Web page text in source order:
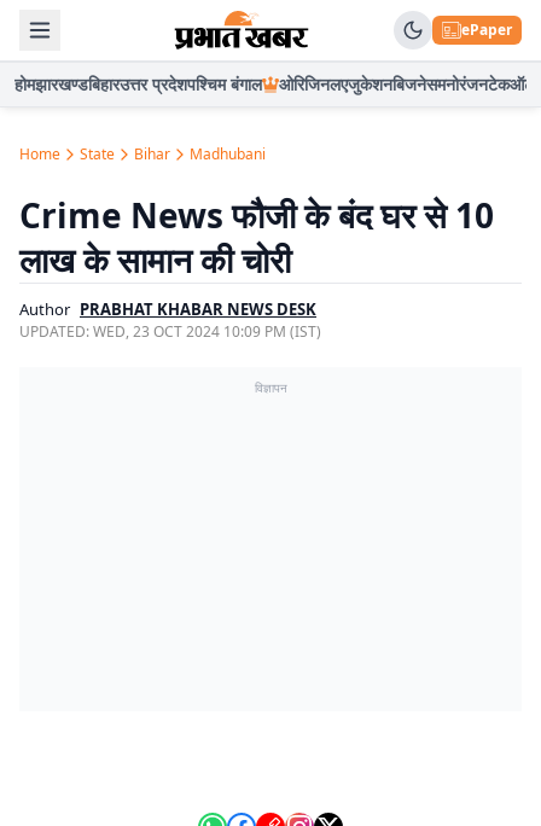
ePaper
होमझारखण्डबिहारउत्तर प्रदेशपश्चिम बंगाल ओरिजिनलएजुकेशनबिजनेसमनोरंजनटेकऑटो
Home State Bihar Madhubani
Crime News फौजी के बंद घर से 10
लाख के सामान की चोरी
Author PRABHAT KHABAR NEWS DESK
UPDATED:WED, 23 OCT 2024 10:09 PM (IST)
विज्ञापन